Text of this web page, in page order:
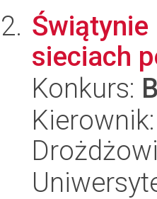
Świątynie
sieciach
Konkurs: